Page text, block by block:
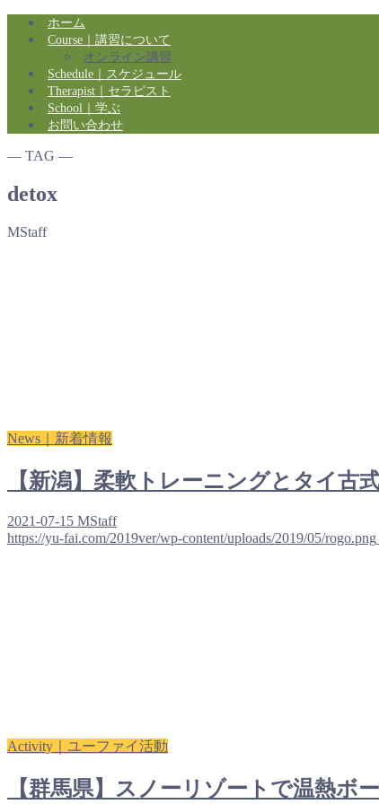
ホーム
Course｜講習について
オンライン講習
Schedule｜スケジュール
Therapist｜セラピスト
School｜学ぶ
お問い合わせ
― TAG ―
detox
MStaff
News｜新着情報
【新潟】柔軟トレーニングとタイ
2021-07-15 MStaff
https://yu-fai.com/2019ver/wp-content/uploads/2019/05/rogo.png
Activity｜ユーファイ活動
【群馬県】スノーリゾートで温熱ボ